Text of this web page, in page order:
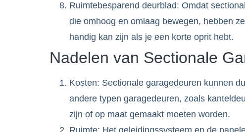
Ruimtebesparend deurblad: Omdat
die omhoog en omlaag bewegen, hebben
handig kan zijn als je een korte oprit hebt.
Nadelen van Sectionale
Kosten: Sectionale garagedeuren kunnen
andere typen garagedeuren, zoals
zijn of op maat gemaakt moeten worden.